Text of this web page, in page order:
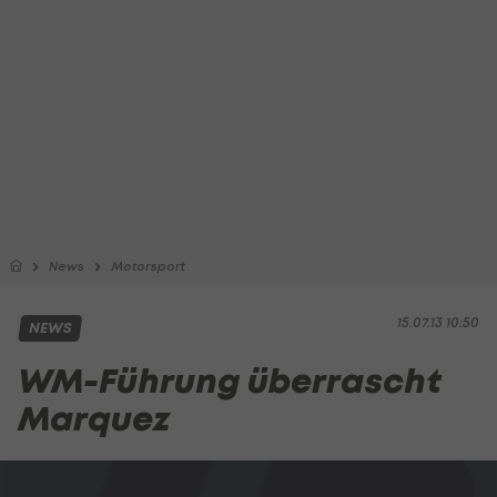
News Motorsport
15.07.13 10:50
NEWS
WM-Führung überrascht
Marquez